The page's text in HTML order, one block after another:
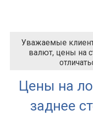
Уважаемые
валют, цены на
Цены на
заднее